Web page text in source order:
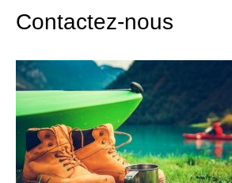
Contactez-nous